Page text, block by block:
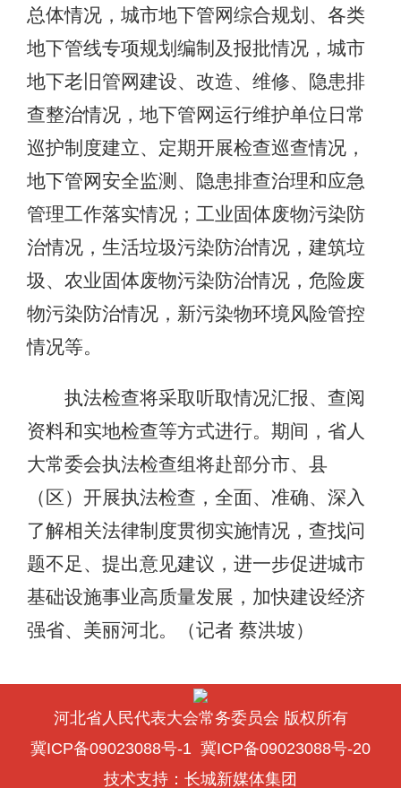
总体情况，城市地下管网综合规划、各类
地下管线专项规划编制及报批情况，城市
地下老旧管网建设、改造、维修、隐患排
查整治情况，地下管网运行维护单位日常
巡护制度建立、定期开展检查巡查情况，
地下管网安全监测、隐患排查治理和应急
管理工作落实情况；工业固体废物污染防
治情况，生活垃圾污染防治情况，建筑垃
圾、农业固体废物污染防治情况，危险废
物污染防治情况，新污染物环境风险管控
情况等。
执法检查将采取听取情况汇报、查阅
资料和实地检查等方式进行。期间，省人
大常委会执法检查组将赴部分市、县
（区）开展执法检查，全面、准确、深入
了解相关法律制度贯彻实施情况，查找问
题不足、提出意见建议，进一步促进城市
基础设施事业高质量发展，加快建设经济
强省、美丽河北。（记者 蔡洪坡）
河北省人民代表大会常务委员会 版权所有
冀ICP备09023088号-1 冀ICP备09023088号-20
技术支持： 长城新媒体集团